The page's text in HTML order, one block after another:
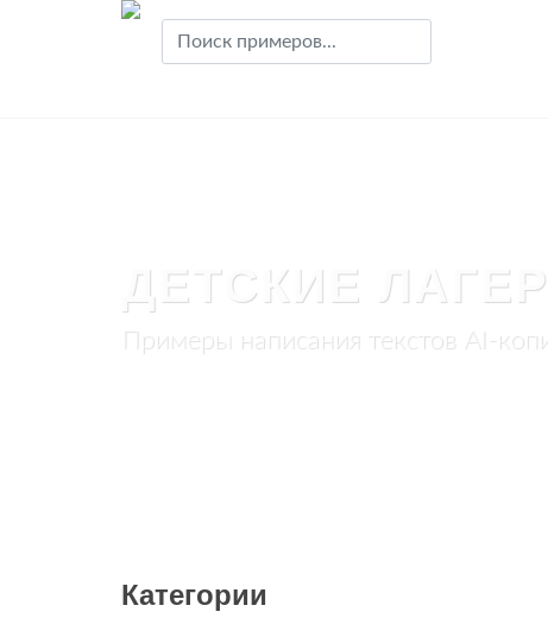
ДЕТСКИЕ
Примеры написания текстов AI-
Категории